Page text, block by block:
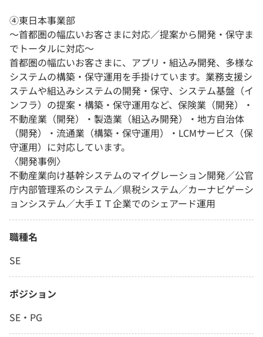
④東日本事業部
〜首都圏の幅広いお客さまに対応／提案から開発・保守ま
でトータルに対応〜
首都圏の幅広いお客さまに、アプリ・組込み開発、多様な
システムの構築・保守運用を手掛けています。業務支援シ
ステムや組込みシステムの開発・保守、システム基盤（イ
ンフラ）の提案・構築・保守運用など、保険業（開発）・
不動産業（開発）・製造業（組込み開発）・地方自治体
（開発）・流通業（構築・保守運用）・LCMサービス（保
守運用）に対応しています。
〈開発事例〉
不動産業向け基幹システムのマイグレーション開発／公官
庁内部管理系のシステム／県税システム／カーナビゲーシ
ョンシステム／大手ＩＴ企業でのシェアード運用
職種名
SE
ポジション
SE・PG